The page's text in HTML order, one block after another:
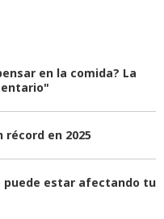
en la comida? La
en 2025
puede estar afectando tu